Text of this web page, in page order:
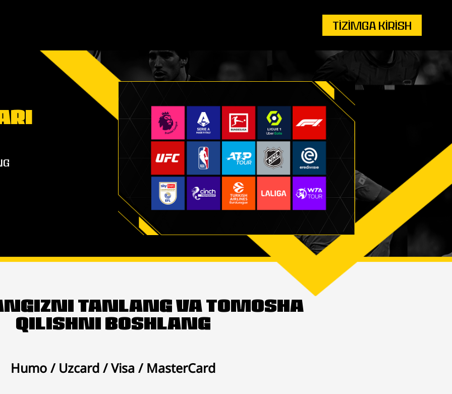
Tizimga Kirish
TANLANG VA TOMOSHA
QILISHNI BOSHLANG
Humo / Uzcard / Visa / MasterCard